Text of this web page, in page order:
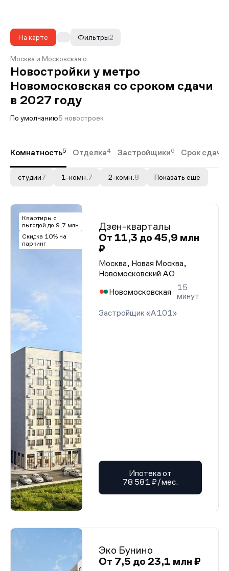
На карте 2
Фильтры
Москва и Московская о.
Новостройки у метро
Новомосковская со сроком сдачи
в 2027 году
По умолчанию5 новостроек
Комнатность5 Отделка4 Застройщики6 Срок сдачи
студии7 1-комн. 7 2-комн. 8 Показать ещё
Квартиры с
выгодой до 9,7 млн
Скидка 10% на
паркинг
Дзен-кварталы
От 11,3 до 45,9 млн
₽
Москва, Новая Москва,
Новомосковский АО
Новомосковская
15
минут
Застройщик «А101»
Ипотека от
78 581 ₽/мес.
Эко Бунино
От 7,5 до 23,1 млн ₽